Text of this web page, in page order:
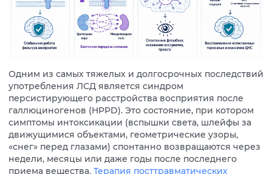
Одним из самых тяжелых и долгосрочных последствий
употребления ЛСД является синдром
персистирующего расстройства восприятия после
галлюциногенов (HPPD). Это состояние, при котором
симптомы интоксикации (вспышки света, шлейфы за
движущимися объектами, геометрические узоры,
«снег» перед глазами) спонтанно возвращаются через
недели, месяцы или даже годы после последнего
приема вещества. Терапия посттравматических